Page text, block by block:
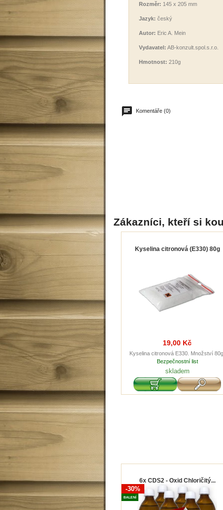
Rozměr: 145 x 205 mm
Jazyk: český
Autor: Eric A. Mein
Vydavatel: AB-konzult.spol.s.r.o.
Hmotnost: 210g
Komentáře (0)
Zákazníci, kteří si
Kyselina citronová (E330) 80g
19,00 Kč
Kyselina citronová E330. Množství
Bezpečnostní list
skladem
6x CDS2 - Oxid Chloričitý...
-30%
BALENÍ